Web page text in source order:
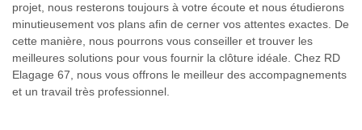
projet, nous resterons toujours à votre écoute et nous étudierons
minutieusement vos plans afin de cerner vos attentes exactes. De
cette manière, nous pourrons vous conseiller et trouver les
meilleures solutions pour vous fournir la clôture idéale. Chez RD
Elagage 67, nous vous offrons le meilleur des accompagnements
et un travail très professionnel.